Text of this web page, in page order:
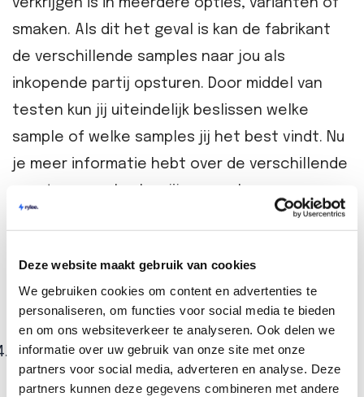
Deze website maakt gebruik van cookies
We gebruiken cookies om content en advertenties te
personaliseren, om functies voor social media te bieden
en om ons websiteverkeer te analyseren. Ook delen we
informatie over uw gebruik van onze site met onze
partners voor social media, adverteren en analyse. Deze
partners kunnen deze gegevens combineren met andere
verkrijgen is in meerdere opties, varianten of
smaken. Als dit het geval is kan de fabrikant
de verschillende samples naar jou als
inkopende partij opsturen. Door middel van
testen kun jij uiteindelijk beslissen welke
sample of welke samples jij het best vindt. Nu
je meer informatie hebt over de verschillende
keuze maken tijdens het inkopen van je
mogelijke samples van een product opvraagt,
zodat je achteraf geen spijt hebt van je
keuze;
Bouwen aan een relatie: als de fabrikant
samples verstrekt, kan dit zorgen voor een